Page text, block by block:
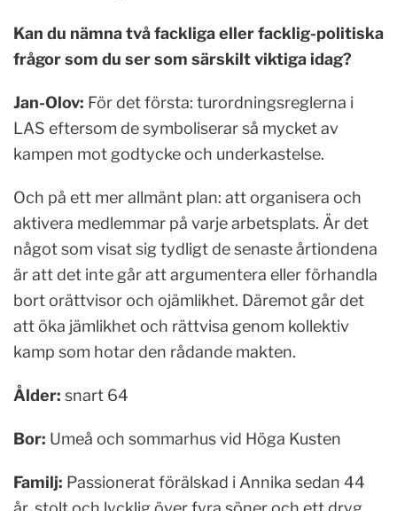
Kan du nämna två fackliga eller facklig-politiska
frågor som du ser som särskilt viktiga idag?
Jan-Olov: För det första: turordningsreglerna i
LAS eftersom de symboliserar så mycket av
kampen mot godtycke och underkastelse.
Och på ett mer allmänt plan: att organisera och
aktivera medlemmar på varje arbetsplats. Är det
något som visat sig tydligt de senaste årtiondena
är att det inte går att argumentera eller förhandla
bort orättvisor och ojämlikhet. Däremot går det
att öka jämlikhet och rättvisa genom kollektiv
kamp som hotar den rådande makten.
Ålder: snart 64
Bor: Umeå och sommarhus vid Höga Kusten
Familj: Passionerat förälskad i Annika sedan 44